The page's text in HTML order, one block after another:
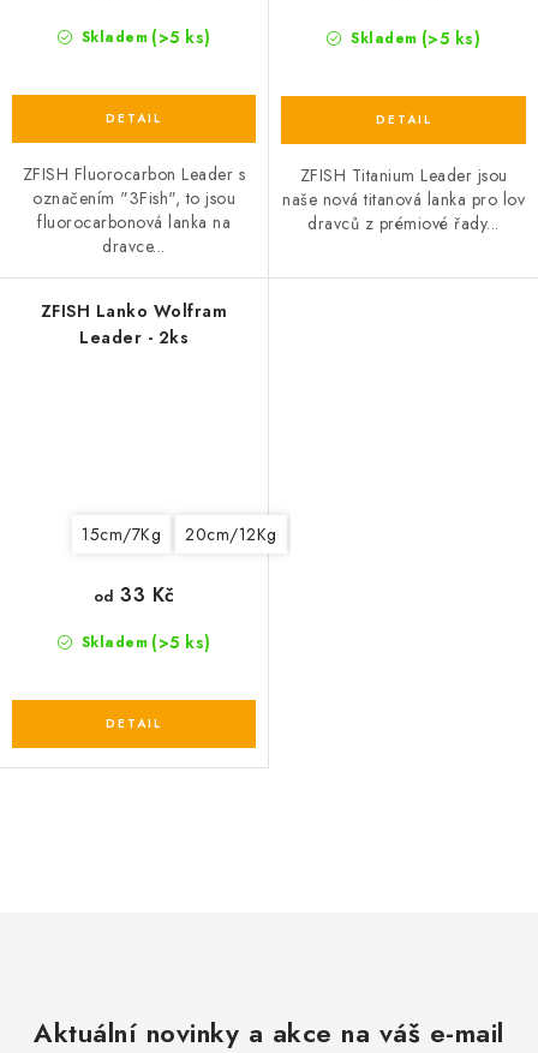
Skladem (>5 ks)
ZFISH Fluorocarbon Leader s
označením "3Fish", to jsou
fluorocarbonová lanka na
dravce...
Skladem (>5 ks)
ZFISH Titanium Leader jsou
naše nová titanová lanka pro lov
dravců z prémiové řady...
ZFISH Lanko Wolfram
Leader - 2ks
15cm/7Kg 20cm/12Kg
Skladem (>5 ks)
od 33 Kč
Aktuální novinky a akce na váš e-mail